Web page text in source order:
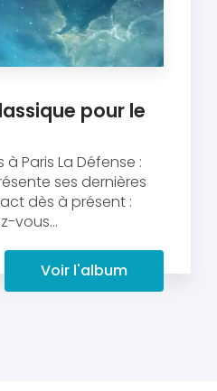
pour le
Paris La Défense :
ses dernières
dès à présent :
vous...
Voir l'album